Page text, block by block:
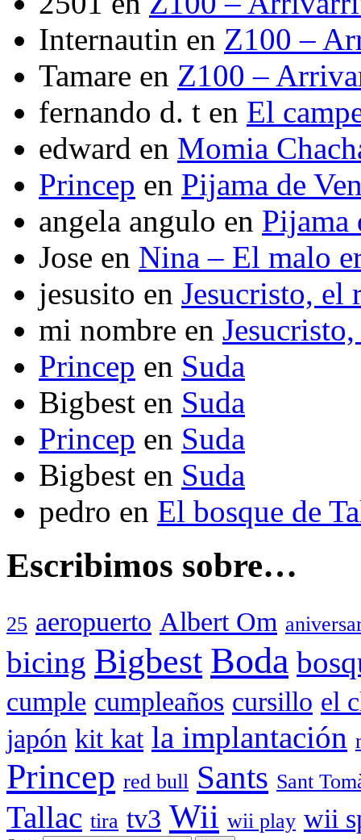
Internautin en Z100 –
Tamare en Z100 –
fernando d. t en El
edward en Momia
Princep en Pijama de
angela angulo en Pijama
Jose en Nina – El malo
jesusito en Jesucristo, el
mi nombre en
Princep en Suda
Bigbest en Suda
Princep en Suda
Bigbest en Suda
pedro en El bosque de
Escribimos sobre…
25 aeropuerto Albert Om
bicing Bigbest Boda
cumple cumpleaños cursillo el
japón kit kat la implantación
Princep red bull Sants Sant
Tallac tira tv3 Wii wii play wii